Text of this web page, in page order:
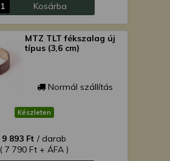
Kosárba
MTZ TLT fékszalag új
típus (3,6 cm)
Normál szállítás
Készleten
9 893 Ft / darab
( 7 790 Ft + ÁFA )